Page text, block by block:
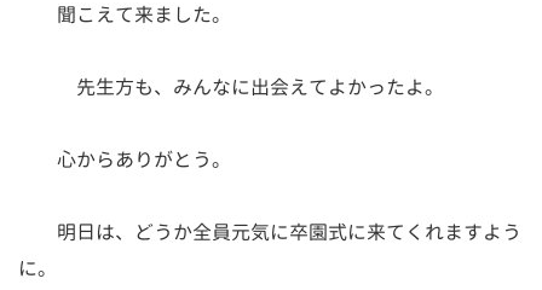
聞こえて来ました。
先生方も、みんなに出会えてよかったよ。
心からありがとう。
明日は、どうか全員元気に卒園式に来てくれますよう
に。